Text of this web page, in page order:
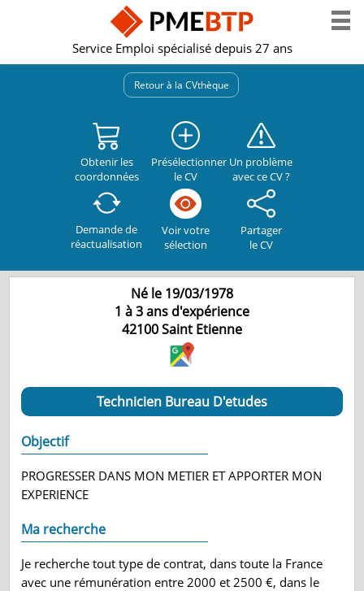
Service Emploi spécialisé depuis 27 ans
Retour à la CVthèque
Obtenir les
coordonnées
Présélectionner
le CV
Un problème
avec ce CV ?
Demande de
réactualisation
Voir votre
sélection
Partager
le CV
Né le 19/03/1978
1 à 3 ans d'expérience
42100Saint Etienne
Technicien Bureau D'etudes
Objectif
PROGRESSER DANS MON METIER ET APPORTER MON
EXPERIENCE
Ma recherche
Je recherche tout type de contrat, dans toute la France
avec une rémunération entre 2000 et 2500 €, dans le